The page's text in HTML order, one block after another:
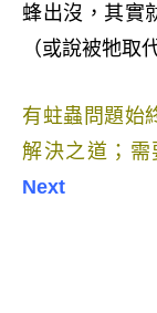
蜂出沒，其實
（或說被牠取
有蛀蟲問題始
解決之道；需
Next